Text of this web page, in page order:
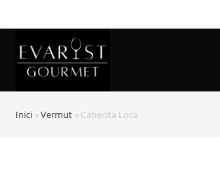
Inici »Vermut » Cabecita Loca